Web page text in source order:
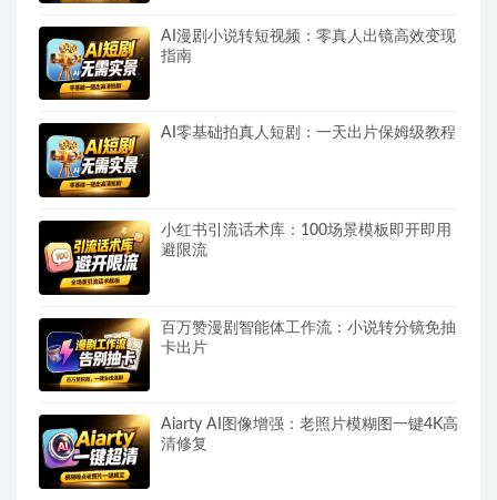
AI漫剧小说转短视频：零真人出镜高效变现
指南
AI零基础拍真人短剧：一天出片保姆级教程
小红书引流话术库：100场景模板即开即用
避限流
百万赞漫剧智能体工作流：小说转分镜免抽
卡出片
Aiarty AI图像增强：老照片模糊图一键4K高
清修复